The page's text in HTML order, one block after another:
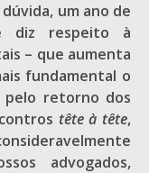
um ano de
diz respeito à
– que aumenta
fundamental o
pelo retorno dos
tête à tête,
advogados,